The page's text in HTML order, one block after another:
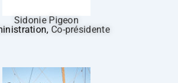
Sidonie Pigeon
Co-présidente